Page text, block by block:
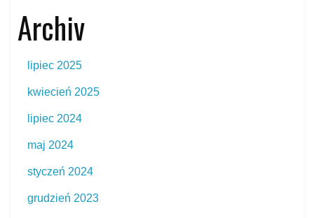
Archiv
lipiec 2025
kwiecień 2025
lipiec 2024
maj 2024
styczeń 2024
grudzień 2023